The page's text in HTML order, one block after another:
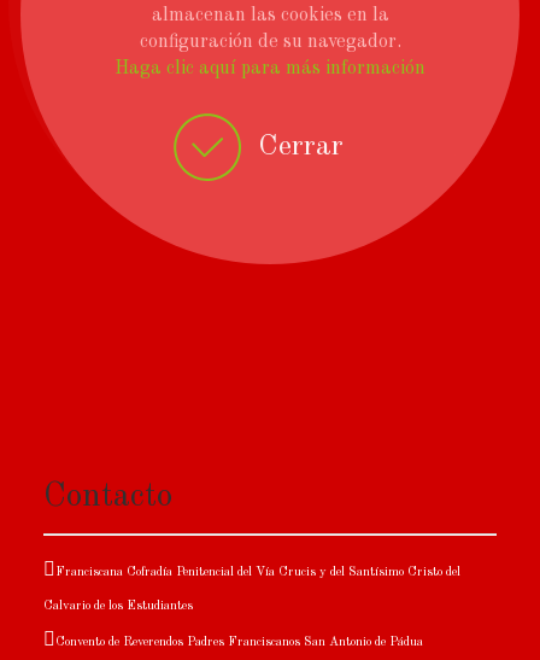
Cerrar
almacenan las cookies en la
configuración de su navegador.
Haga clic aquí para más información
Contacto
Franciscana Cofradía Penitencial del Vía Crucis y del Santísimo Cristo del
Calvario de los Estudiantes
Convento de Reverendos Padres Franciscanos San Antonio de Pádua